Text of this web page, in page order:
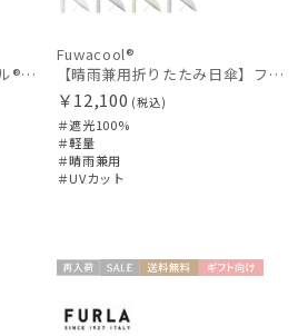
【晴雨兼用日傘】フワクール®ホワイト（Fuwacool® White）ラインフラワー 遮光100 UV100
Fuwacool®
【晴雨兼用折りたたみ日傘】フワクール®ホワイト（Fuwacool® White）グリッターリボン 遮光100 UV100
￥12,100 (税込)
＃遮光100%
＃軽量
＃晴雨兼用
＃UVカット
荷
ル
WOME
N